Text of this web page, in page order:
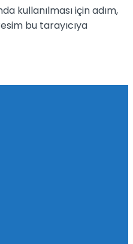
kullanılması için adım,
bu tarayıcıya